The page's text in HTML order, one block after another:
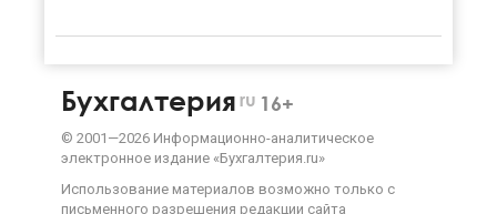
Бухгалтерия ru 16+
© 2001—2026 Информационно-аналитическое
электронное издание «Бухгалтерия.ru»
Использование материалов возможно только с
письменного разрешения редакции сайта